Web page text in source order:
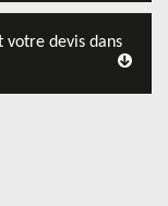
votre devis dans